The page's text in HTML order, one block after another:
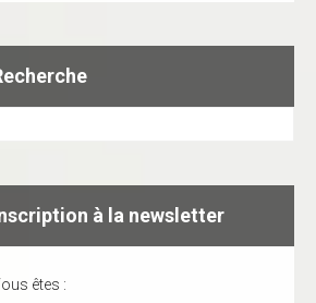
à la newsletter
êtes :